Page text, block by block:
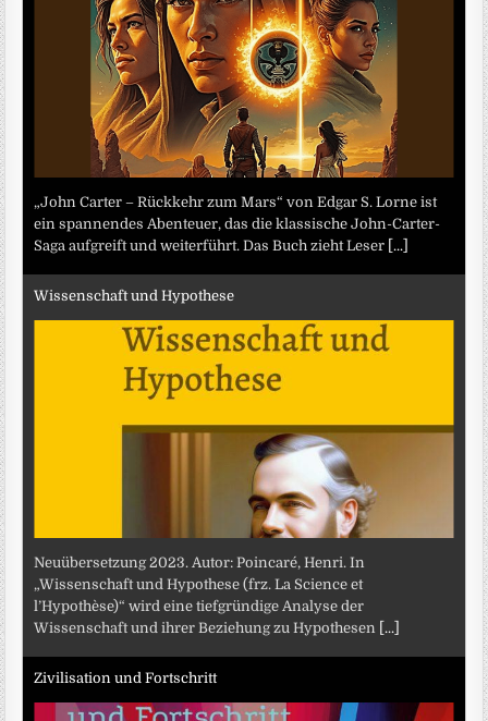
„John Carter – Rückkehr zum Mars“ von Edgar S. Lorne ist
ein spannendes Abenteuer, das die klassische John-Carter-
Saga aufgreift und weiterführt. Das Buch zieht Leser [...]
Wissenschaft und Hypothese
Neuübersetzung 2023. Autor: Poincaré, Henri. In
„Wissenschaft und Hypothese (frz. La Science et
l’Hypothèse)“ wird eine tiefgründige Analyse der
Wissenschaft und ihrer Beziehung zu Hypothesen [...]
Zivilisation und Fortschritt